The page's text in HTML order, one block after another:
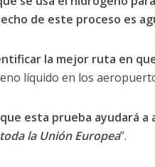
de este proceso es
la mejor ruta en
líquido en los
esta prueba ayudará a
la Unión Europea”.